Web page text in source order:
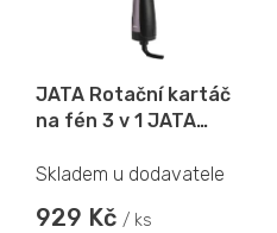
dJATA Rotační kartáč
na fén 3 v 1 JATA
Skladem u dodavatele
929 Kč / ks